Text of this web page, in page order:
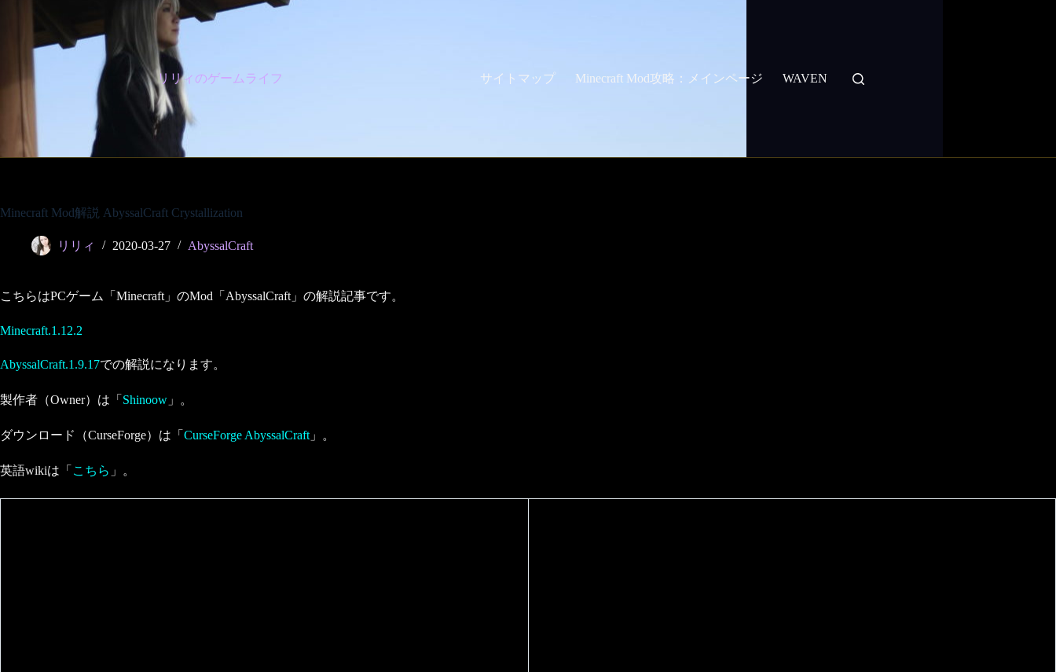
プ
リリィのゲームライフ サイトマップ Minecraft Mod攻略：メインページ WAVEN
Minecraft Mod解説 AbyssalCraft Crystallization
リリィ 2020-03-27 AbyssalCraft
こちらはPCゲーム「Minecraft」のMod「AbyssalCraft」の解説記事です。
Minecraft.1.12.2
AbyssalCraft.1.9.17での解説になります。
製作者（Owner）は「 Shinoow 」。
ダウンロード（CurseForge）は「 CurseForge AbyssalCraft 」。
英語wikiは「 こちら 」。